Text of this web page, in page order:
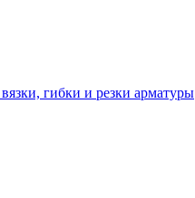
гибки и резки арматуры